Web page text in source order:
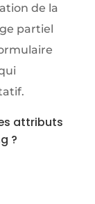
de la
partiel
attributs
?